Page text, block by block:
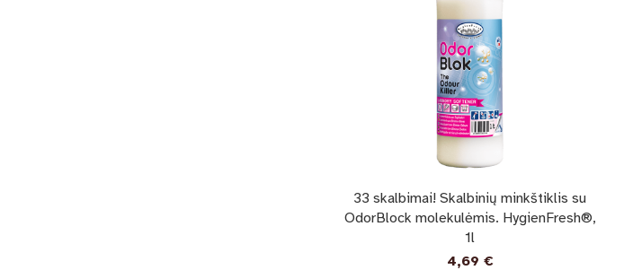
33 skalbimai! Skalbinių minkštiklis su
OdorBlock molekulėmis. HygienFresh®,
1l
4,69 €